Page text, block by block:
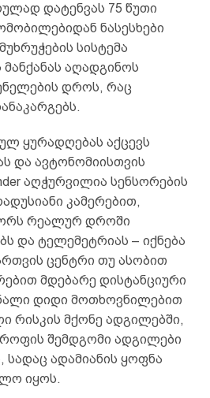
დატენვას 75 წუთი
ნასესხები
სისტემა
აღადგინოს
დროს, რაც
ყურადღებას აქცევს
და ავტონომიისთვის
აღჭურვილია სენსორების
კამერებით,
რეალურ დროში
და ტელემეტრიას – იქნება
ცენტრი თუ ასობით
მდებარე დისტანციური
დიდი მოთხოვნილებით
რისკის მქონე ადგილებში,
შემდგომი ადგილები
სადაც ადამიანის ყოფნა
იყოს.